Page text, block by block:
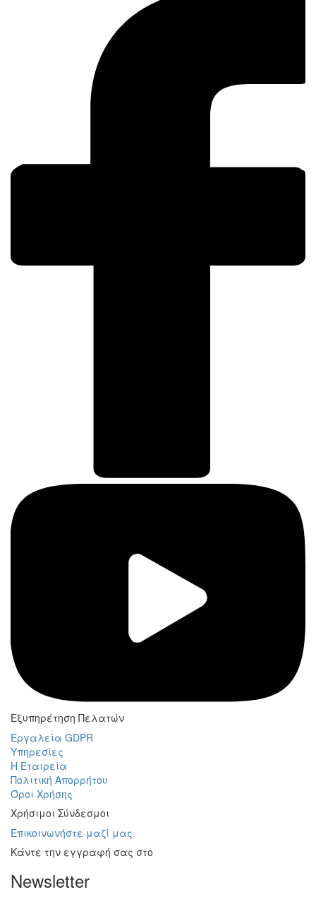
Εξυπηρέτηση Πελατών
Εργαλεία GDPR
Υπηρεσίες
Η Εταιρεία
Πολιτική Απορρήτου
Όροι Χρήσης
Χρήσιμοι Σύνδεσμοι
Επικοινωνήστε μαζί μας
Κάντε την εγγραφή σας στο
Newsletter